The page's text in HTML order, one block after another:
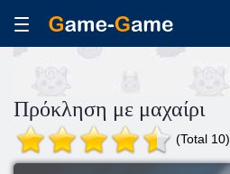
Πρόκληση με μαχαίρι
(Total 10)